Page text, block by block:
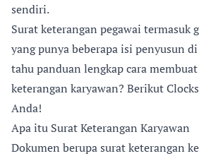
sendiri.
Surat keterangan pegawai termasuk
yang punya beberapa isi penyusun
tahu panduan lengkap cara
keterangan karyawan? Berikut
Anda!
Apa itu Surat Keterangan Karyawan
Dokumen berupa surat keterangan